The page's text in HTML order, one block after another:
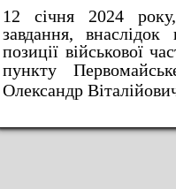
12 січня 2024
завдання,
позиції військової
пункту
Олександр